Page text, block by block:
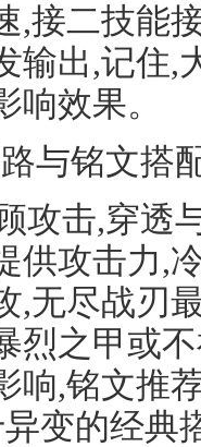
,接二技能
输出,记住,
效果。
与铭文搭
攻击,穿透
供攻击力,
,无尽战刃
烈之甲或
响,铭文推
变的经典